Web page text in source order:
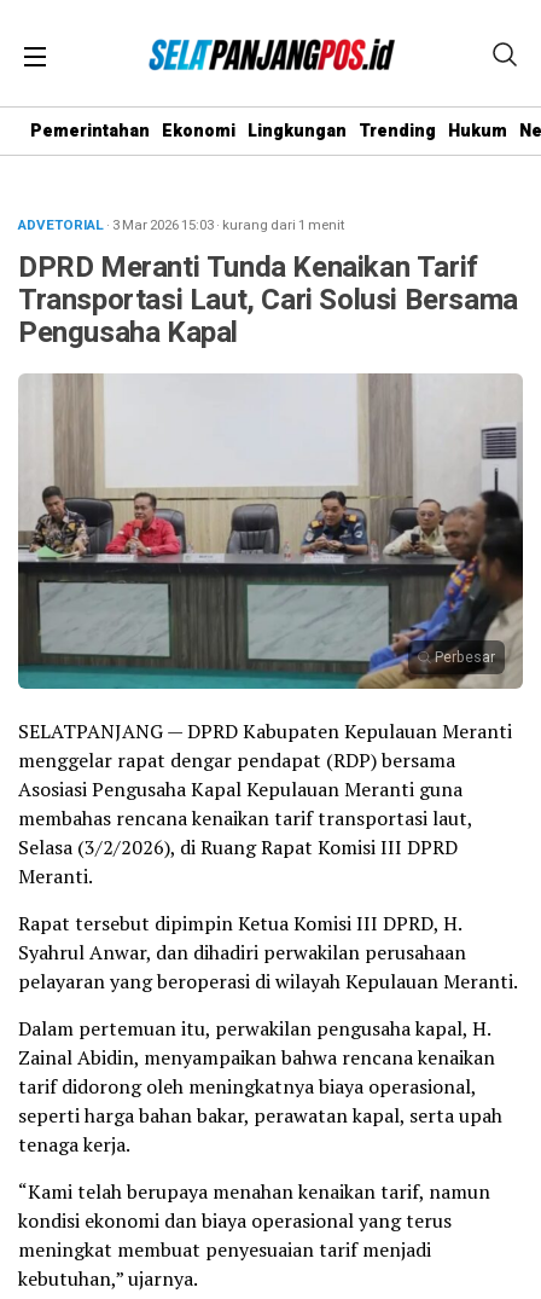
Pemerintahan Ekonomi Lingkungan Trending Hukum
ADVETORIAL· 3 Mar 202615:03· kurang dari 1 menit
DPRD Meranti Tunda Kenaikan Tarif
Transportasi Laut, Cari Solusi Bersama
Pengusaha Kapal
Perbesar
SELATPANJANG — DPRD Kabupaten Kepulauan Meranti
menggelar rapat dengar pendapat (RDP) bersama
Asosiasi Pengusaha Kapal Kepulauan Meranti guna
membahas rencana kenaikan tarif transportasi laut,
Selasa (3/2/2026), di Ruang Rapat Komisi III DPRD
Meranti.
Rapat tersebut dipimpin Ketua Komisi III DPRD, H.
Syahrul Anwar, dan dihadiri perwakilan perusahaan
pelayaran yang beroperasi di wilayah Kepulauan Meranti.
Dalam pertemuan itu, perwakilan pengusaha kapal, H.
Zainal Abidin, menyampaikan bahwa rencana kenaikan
tarif didorong oleh meningkatnya biaya operasional,
seperti harga bahan bakar, perawatan kapal, serta upah
tenaga kerja.
“Kami telah berupaya menahan kenaikan tarif, namun
kondisi ekonomi dan biaya operasional yang terus
meningkat membuat penyesuaian tarif menjadi
kebutuhan,” ujarnya.